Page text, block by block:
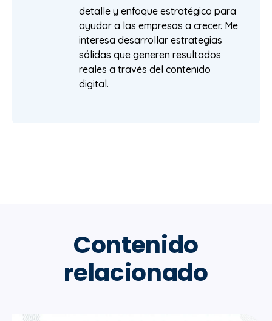
detalle y enfoque estratégico para
ayudar a las empresas a crecer. Me
interesa desarrollar estrategias
sólidas que generen resultados
reales a través del contenido
digital.
Contenido
relacionado